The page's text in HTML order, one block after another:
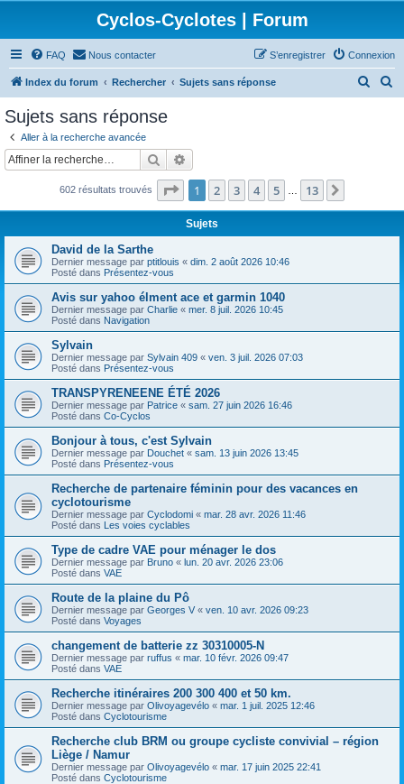
Cyclos-Cyclotes | Forum
FAQ Nous contacter Connexion
S’enregistrer
Index du forum Rechercher Sujets sans réponse
c
c
Sujets sans réponse
Aller à la recherche avancée
Rechercher
602 résultats trouvés Page 1sur13
1 2 3 4 5 13
Sujets
David de la Sarthe
Dernier message par ptitlouis « dim. 2 août 2026 10:46
Posté dans Présentez-vous
Avis sur yahoo élment ace et garmin 1040
Dernier message par Charlie « mer. 8 juil. 2026 10:45
Posté dans Navigation
Sylvain
Dernier message par Sylvain 409 « ven. 3 juil. 2026 07:03
Posté dans Présentez-vous
TRANSPYRENEENE ÉTÉ 2026
Dernier message par Patrice « sam. 27 juin 2026 16:46
Posté dans Co-Cyclos
Bonjour à tous, c'est Sylvain
Dernier message par Douchet « sam. 13 juin 2026 13:45
Posté dans Présentez-vous
Recherche de partenaire féminin pour des vacances en
cyclotourisme
Dernier message par Cyclodomi « mar. 28 avr. 2026 11:46
Posté dans Les voies cyclables
Type de cadre VAE pour ménager le dos
Dernier message par Bruno « lun. 20 avr. 2026 23:06
Posté dans VAE
Route de la plaine du Pô
Dernier message par Georges V « ven. 10 avr. 2026 09:23
Posté dans Voyages
changement de batterie zz 30310005-N
Dernier message par ruffus « mar. 10 févr. 2026 09:47
Posté dans VAE
Recherche itinéraires 200 300 400 et 50 km.
Dernier message par Olivoyagevélo « mar. 1 juil. 2025 12:46
Posté dans Cyclotourisme
Recherche club BRM ou groupe cycliste convivial – région
Liège / Namur
Dernier message par Olivoyagevélo « mar. 17 juin 2025 22:41
Posté dans Cyclotourisme